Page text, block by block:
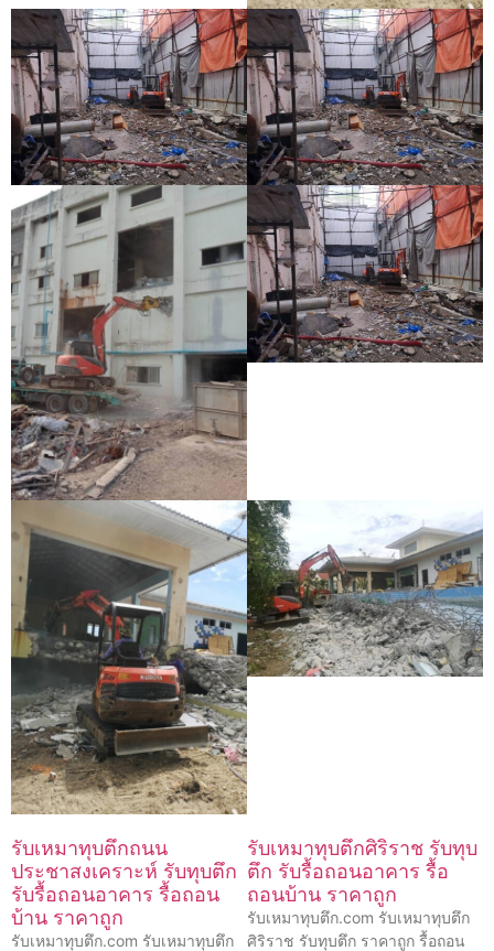
รับเหมาทุบตึกถนน
ประชาสงเคราะห์ รับทุบตึก
รับรื้อถอนอาคาร รื้อถอน
บ้าน ราคาถูก
รับเหมาทุบตึก.com รับเหมาทุบตึก
รับเหมาทุบตึกศิริราช รับทุบ
ตึก รับรื้อถอนอาคาร รื้อ
ถอนบ้าน ราคาถูก
รับเหมาทุบตึก.com รับเหมาทุบตึก
ศิริราช รับทุบตึก ราคาถูก รื้อถอน